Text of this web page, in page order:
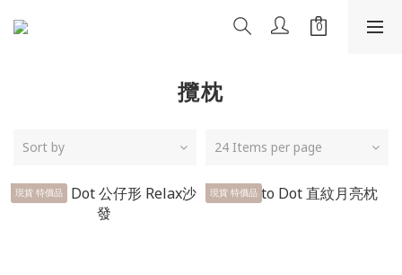
攬枕
Sort by 24 Items per page
現貨 特價品 現貨 特價品